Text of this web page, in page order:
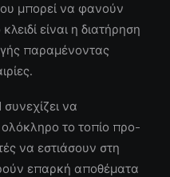
μπορεί να φανούν
είναι η διατήρηση
παραμένοντας
να
ολόκληρο το τοπίο προ-
να εστιάσουν στη
επαρκή αποθέματα